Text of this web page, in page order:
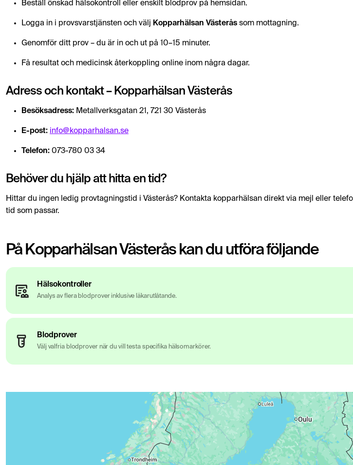
Beställ önskad hälsokontroll eller enskilt blodprov på hemsidan.
Logga in i provsvarstjänsten och välj Kopparhälsan Västerås som mottagning.
Genomför ditt prov – du är in och ut på 10–15 minuter.
Få resultat och medicinsk återkoppling online inom några dagar.
Adress och kontakt – Kopparhälsan Västerås
Besöksadress: Metallverksgatan 21, 721 30 Västerås
E-post: info@kopparhalsan.se
Telefon: 073-780 03 34
Behöver du hjälp att hitta en tid?
Hittar du ingen ledig provtagningstid i Västerås? Kontakta kopparhälsan direkt via mejl eller
tid som passar.
På Kopparhälsan Västerås kan du utföra följande
Hälsokontroller
Analys av flera blodprover inklusive läkarutlåtande.
Blodprover
Välj valfria blodprover när du vill testa specifika hälsomarkörer.